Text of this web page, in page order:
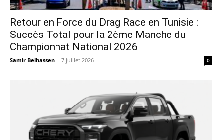
Retour en Force du Drag Race en Tunisie :
Succès Total pour la 2ème Manche du
Championnat National 2026
Samir Belhassen - 7 juillet 2026 0